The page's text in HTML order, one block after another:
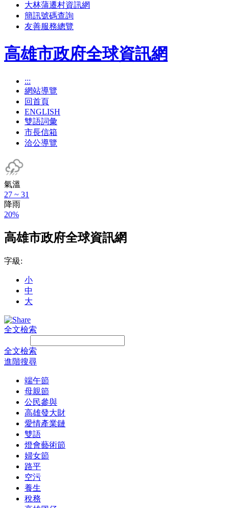
大林蒲遷村資訊網
簡訊號碼查詢
友善服務總覽
高雄市政府全球資訊網
:::
網站導覽
回首頁
ENGLISH
雙語詞彙
市長信箱
洽公導覽
氣溫
27 ~ 31
降雨
20%
高雄市政府全球資訊網
字級:
小
中
大
全文檢索
全文檢索
進階搜尋
端午節
母親節
公民參與
高雄發大財
愛情產業鏈
雙語
燈會藝術節
婦女節
路平
空污
養生
稅務